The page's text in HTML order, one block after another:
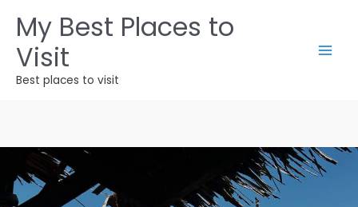
contenuto
My Best Places to
Visit
Best places to visit